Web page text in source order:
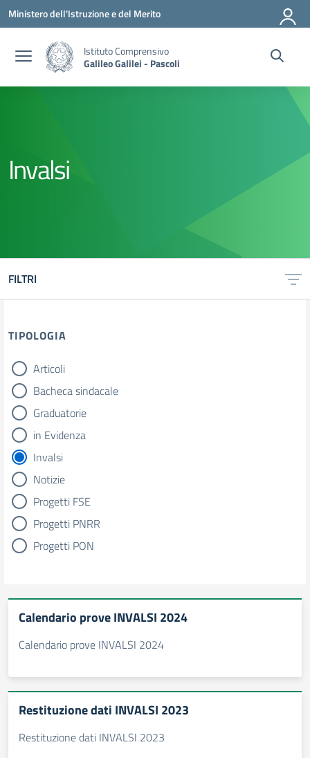
Vai ai contenuti
Vai al menu di navigazione
Vai al footer
Ministero dell'Istruzione e del Merito
Istituto Comprensivo
Galileo Galilei - Pascoli
Invalsi
FILTRI
TIPOLOGIA
tipologia di articoli
Articoli
Bacheca sindacale
Graduatorie
in Evidenza
Invalsi
Notizie
Progetti FSE
Progetti PNRR
Progetti PON
Calendario prove INVALSI 2024
Calendario prove INVALSI 2024
Restituzione dati INVALSI 2023
Restituzione dati INVALSI 2023